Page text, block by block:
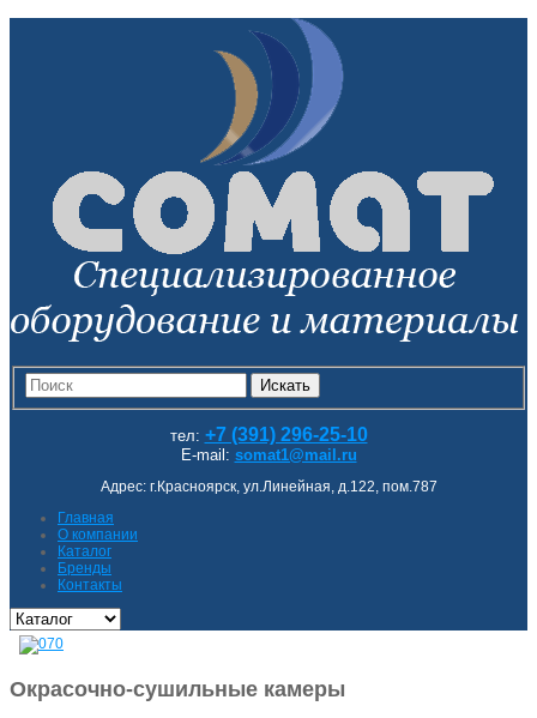
Искать
тел: +7 (391) 296-25-10
E-mail: somat1@mail.ru
Адрес: г.Красноярск, ул.Линейная, д.122, пом.787
Главная
О компании
Каталог
Бренды
Контакты
Окрасочно-сушильные камеры